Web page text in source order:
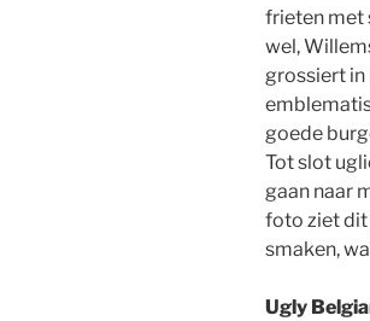
frieten met
wel,
grossiert in
goede
Tot slot
gaan naar
foto ziet dit
smaken,
Ugly